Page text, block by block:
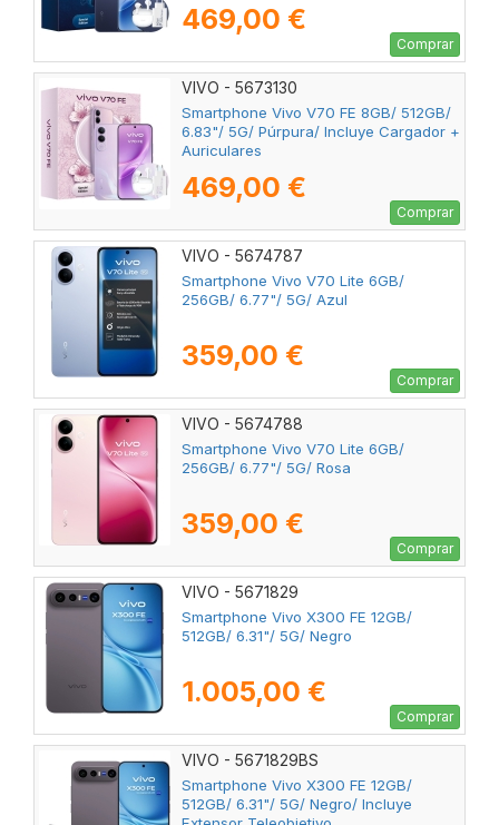
469,00 €
Comprar
VIVO - 5673130
Smartphone Vivo V70 FE 8GB/ 512GB/
6.83"/ 5G/ Púrpura/ Incluye Cargador +
Auriculares
469,00 €
Comprar
VIVO - 5674787
Smartphone Vivo V70 Lite 6GB/
256GB/ 6.77"/ 5G/ Azul
359,00 €
Comprar
VIVO - 5674788
Smartphone Vivo V70 Lite 6GB/
256GB/ 6.77"/ 5G/ Rosa
359,00 €
Comprar
VIVO - 5671829
Smartphone Vivo X300 FE 12GB/
512GB/ 6.31"/ 5G/ Negro
1.005,00 €
Comprar
VIVO - 5671829BS
Smartphone Vivo X300 FE 12GB/
512GB/ 6.31"/ 5G/ Negro/ Incluye